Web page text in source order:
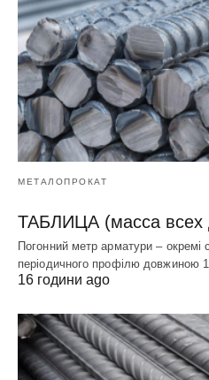
МЕТАЛОПРОКАТ
ТАБЛИЦА (масса всех
Погонний метр арматури – окремі
періодичного профілю довжиною
16 години ago